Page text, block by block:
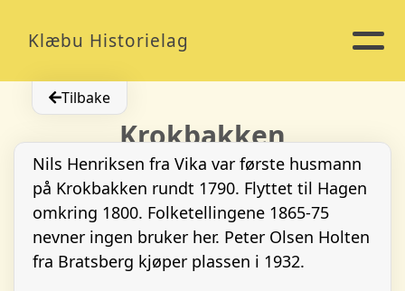
Klæbu Historielag
Tilbake
Krokbakken
Nils Henriksen fra Vika var første husmann
på Krokbakken rundt 1790. Flyttet til Hagen
omkring 1800. Folketellingene 1865-75
nevner ingen bruker her. Peter Olsen Holten
fra Bratsberg kjøper plassen i 1932.